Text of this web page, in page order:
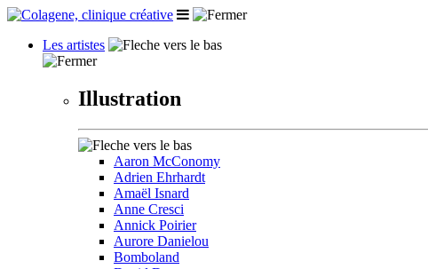
Les artistes
Illustration
Aaron McConomy
Adrien Ehrhardt
Amaël Isnard
Anne Cresci
Annick Poirier
Aurore Danielou
Bomboland